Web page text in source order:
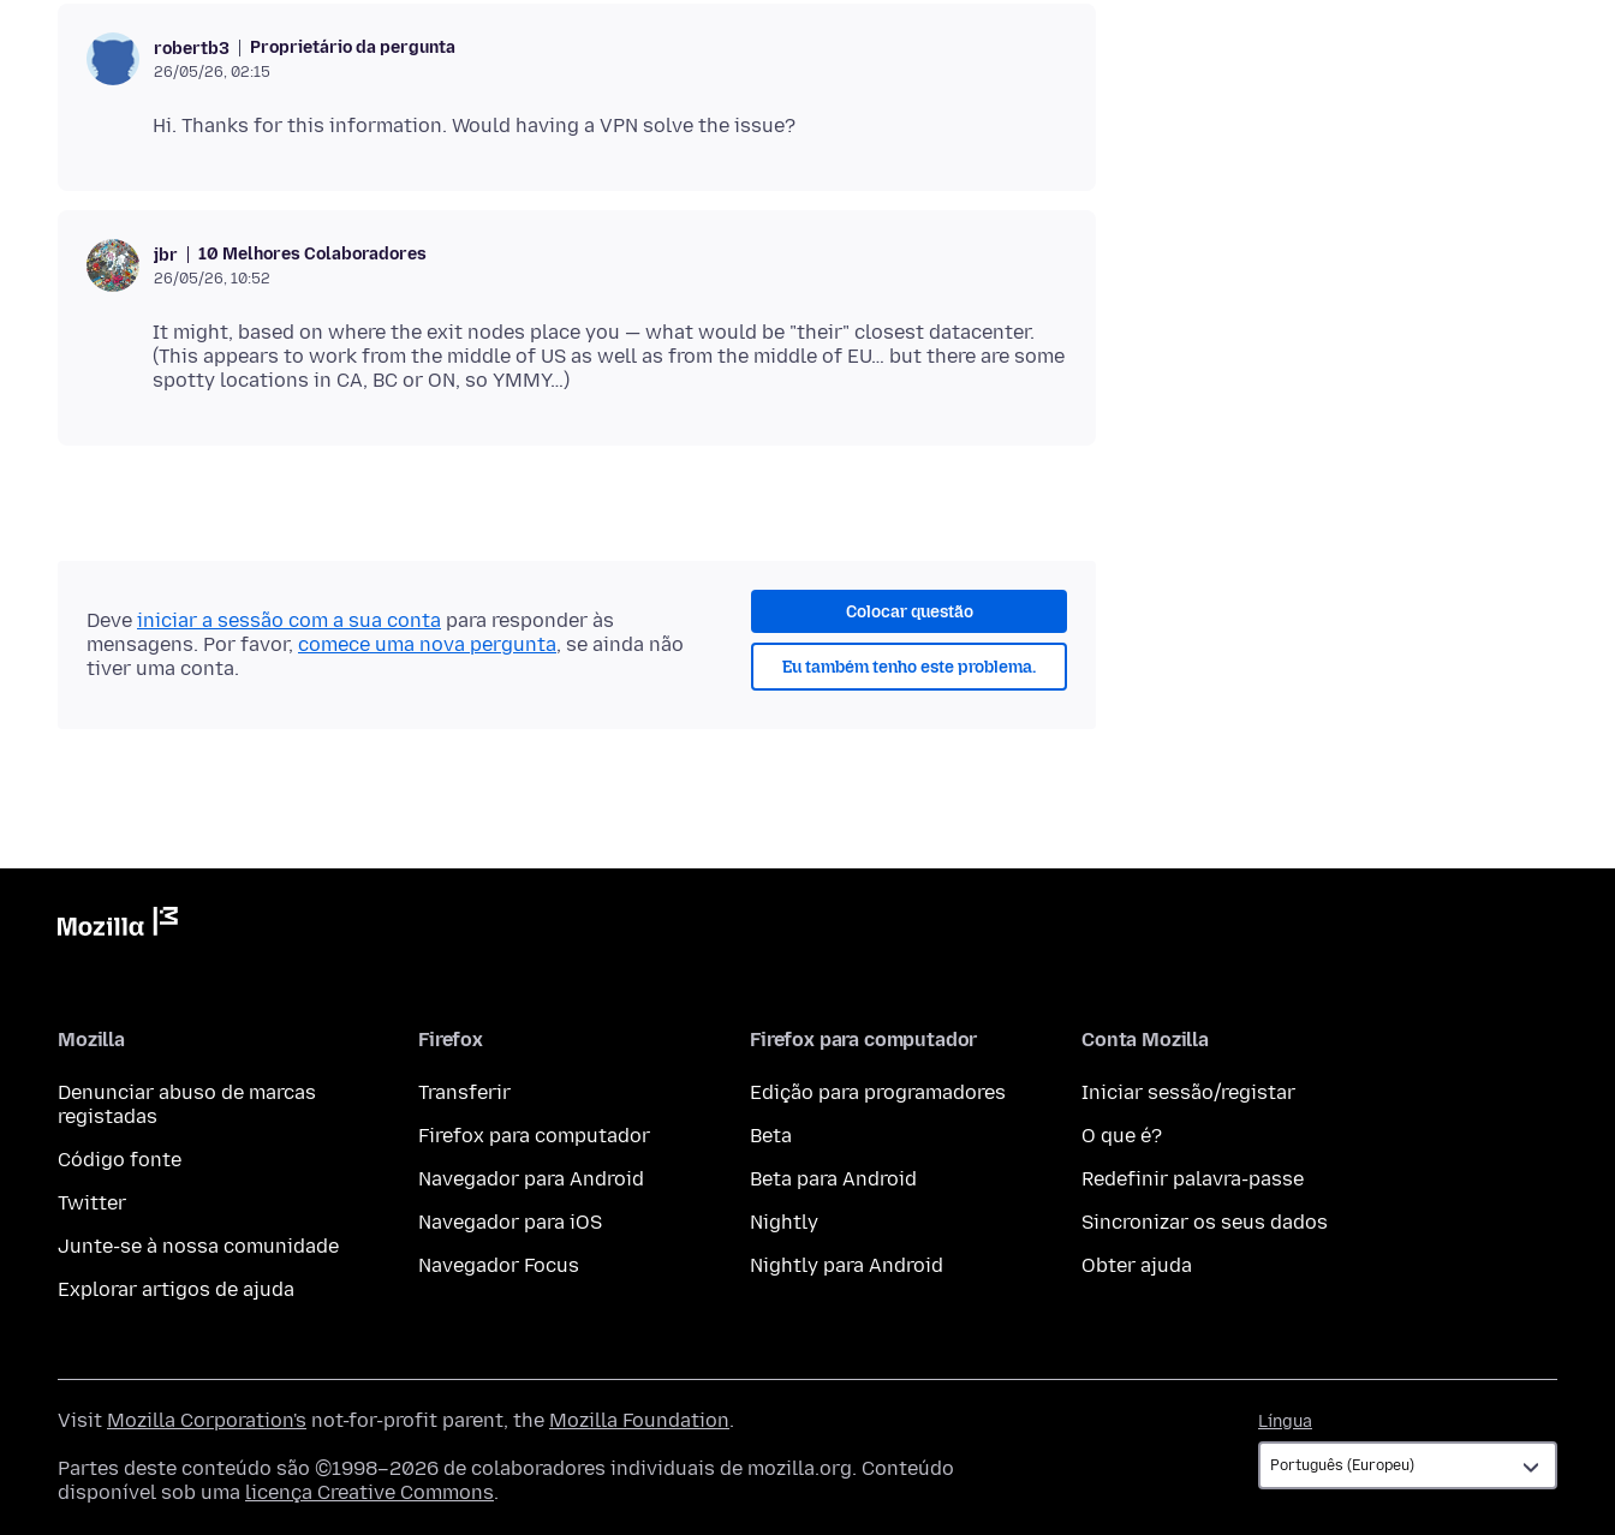
robertb3 Proprietário da pergunta
26/05/26, 02:15
jbr 10 Melhores Colaboradores
26/05/26, 10:52
It might, based on where the exit nodes place you — what would be "their" closest datacenter.
(This appears to work from the middle of US as well as from the middle of EU… but there are some
Colocar questão
Eu também tenho este problema.
Deve iniciar a sessão com a sua conta para responder às
mensagens. Por favor, comece uma nova pergunta, se ainda não
tiver uma conta.
Mozilla
Denunciar abuso de marcas
registadas
Código fonte
Twitter
Junte-se à nossa comunidade
Explorar artigos de ajuda
Firefox
Transferir
Firefox para computador
Navegador para Android
Navegador para iOS
Navegador Focus
Firefox para computador
Edição para programadores
Beta
Beta para Android
Nightly
Nightly para Android
Conta Mozilla
Iniciar sessão/registar
O que é?
Redefinir palavra-passe
Sincronizar os seus dados
Obter ajuda
Língua
Visit Mozilla Corporation's not-for-profit parent, the Mozilla Foundation.
Partes deste conteúdo são ©1998–2026 de colaboradores individuais de mozilla.org. Conteúdo
disponível sob uma licença Creative Commons.